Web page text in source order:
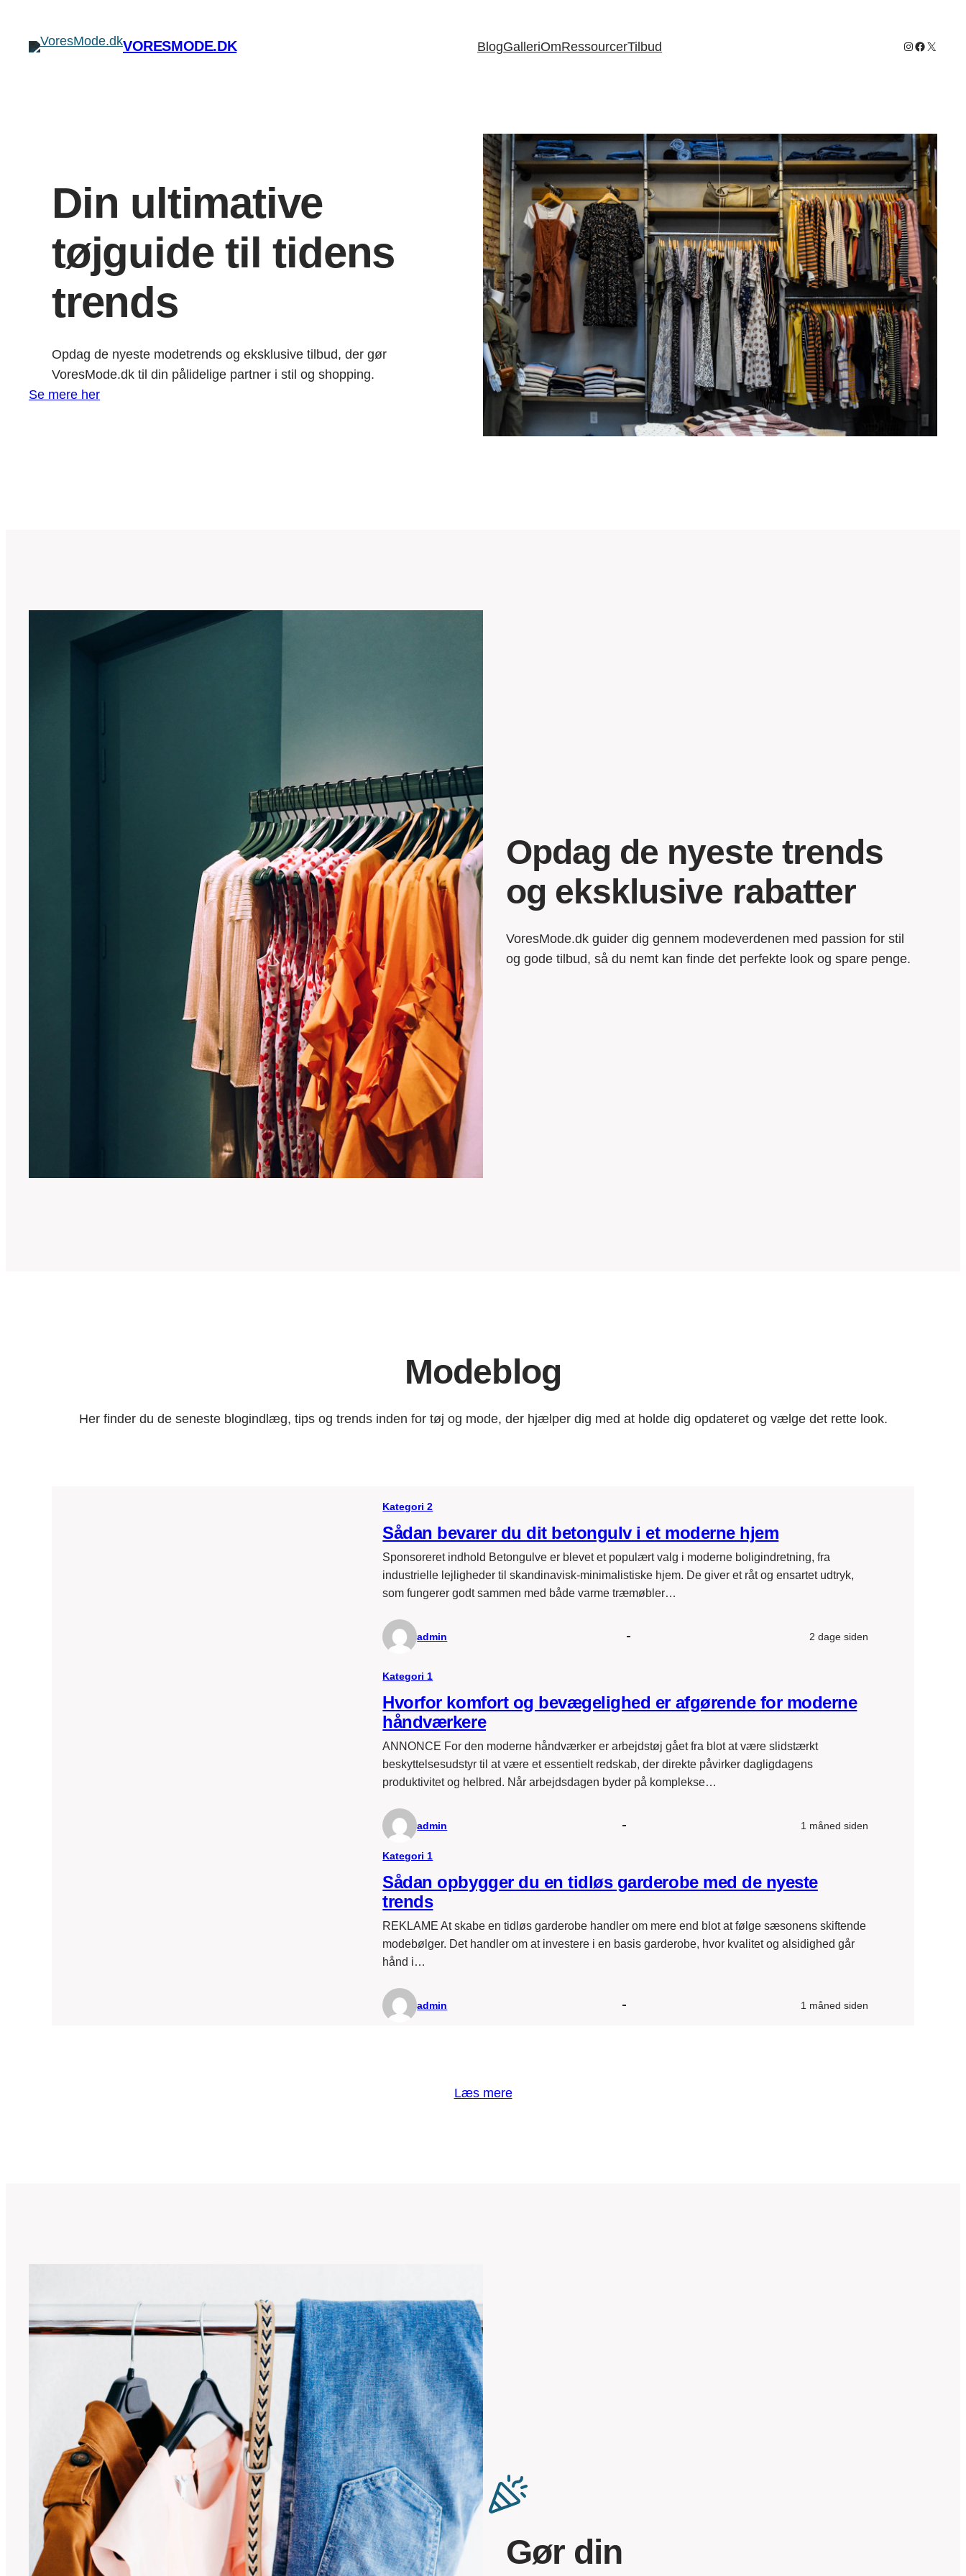
indhold
VORESMODE.DK BlogGalleriOmRessourcerTilbud Instagram
Facebook
X
Din ultimative
tøjguide til tidens
trends
Opdag de nyeste modetrends og eksklusive tilbud, der gør
VoresMode.dk til din pålidelige partner i stil og shopping.
Se mere her
Opdag de nyeste trends
og eksklusive rabatter
VoresMode.dk guider dig gennem modeverdenen med passion for stil
og gode tilbud, så du nemt kan finde det perfekte look og spare penge.
Modeblog
Her finder du de seneste blogindlæg, tips og trends inden for tøj og mode, der hjælper dig med at holde dig opdateret og vælge det rette look.
Kategori 2
Sådan bevarer du dit betongulv i et moderne hjem
Sponsoreret indhold Betongulve er blevet et populært valg i moderne boligindretning, fra
industrielle lejligheder til skandinavisk-minimalistiske hjem. De giver et råt og ensartet udtryk,
som fungerer godt sammen med både varme træmøbler…
admin 2 dage siden
Kategori 1
Hvorfor komfort og bevægelighed er afgørende for moderne
håndværkere
ANNONCE For den moderne håndværker er arbejdstøj gået fra blot at være slidstærkt
beskyttelsesudstyr til at være et essentielt redskab, der direkte påvirker dagligdagens
produktivitet og helbred. Når arbejdsdagen byder på komplekse…
admin 1 måned siden
Kategori 1
Sådan opbygger du en tidløs garderobe med de nyeste
trends
REKLAME At skabe en tidløs garderobe handler om mere end blot at følge sæsonens skiftende
modebølger. Det handler om at investere i en basis garderobe, hvor kvalitet og alsidighed går
hånd i…
admin 1 måned siden
Læs mere
Gør din